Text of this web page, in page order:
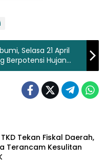
Selasa 21 April
Berpotensi Hujan
Tekan Fiskal Daerah,
Terancam Kesulitan